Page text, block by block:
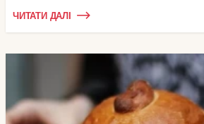
ЧИТАТИ ДАЛІ